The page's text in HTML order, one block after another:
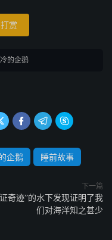
打赏
的企鹅
  
企鹅 睡前故事
下一篇
奇迹”的水下发现证明了我
们对海洋知之甚少